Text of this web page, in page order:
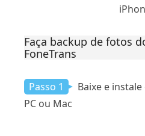
Faça backup de fotos
FoneTrans
Passo 1
Baixe e
PC ou Mac